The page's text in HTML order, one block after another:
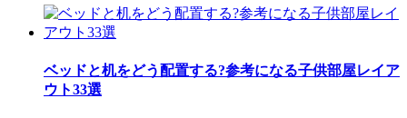
ベッドと机をどう配置する?参考になる子供部屋レイア
ウト33選